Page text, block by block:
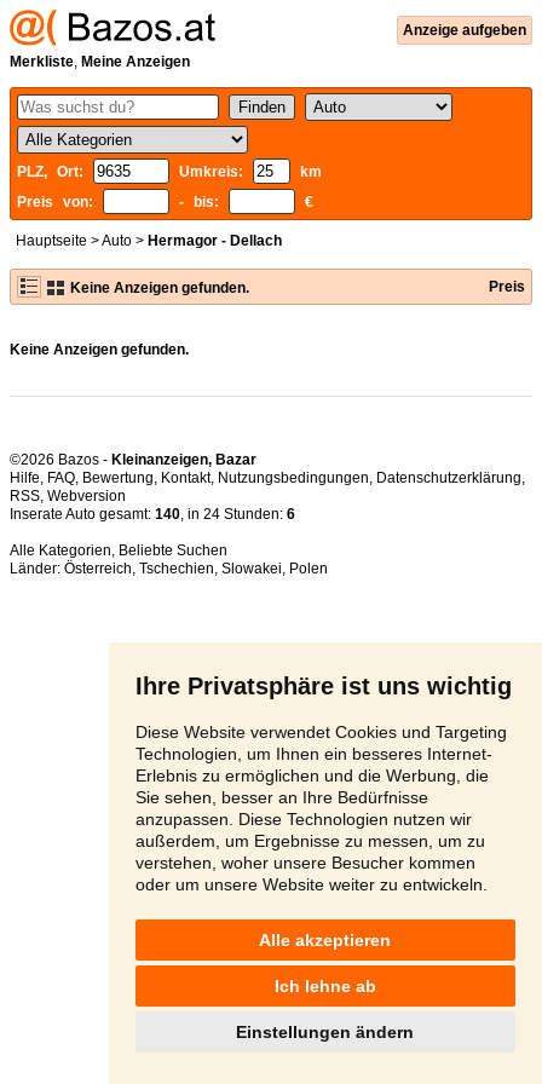
Ihre Privatsphäre ist uns wichtig
Diese Website verwendet Cookies und Targeting
Technologien, um Ihnen ein besseres Internet-
Erlebnis zu ermöglichen und die Werbung, die
Sie sehen, besser an Ihre Bedürfnisse
anzupassen. Diese Technologien nutzen wir
außerdem, um Ergebnisse zu messen, um zu
verstehen, woher unsere Besucher kommen
oder um unsere Website weiter zu entwickeln.
Alle akzeptieren
Ich lehne ab
Einstellungen ändern
Anzeige aufgeben
Merkliste, Meine Anzeigen
PLZ, Ort: Umkreis:
km
Preis von:
- bis: €
Hauptseite >Auto > Hermagor - Dellach
Keine Anzeigen gefunden. Preis
Keine Anzeigen gefunden.
©2026 Bazos - Kleinanzeigen, Bazar
Hilfe, FAQ, Bewertung, Kontakt, Nutzungsbedingungen, Datenschutzerklärung,
RSS,
Inserate Auto gesamt: 140, in 24 Stunden: 6
Alle Kategorien, Beliebte Suchen
Länder: Österreich, Tschechien, Slowakei, Polen